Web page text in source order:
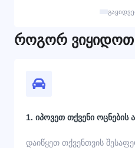
როგორ
1. იპოვეთ თქვენი ოცნების
დაიწყეთ თქვენთვის